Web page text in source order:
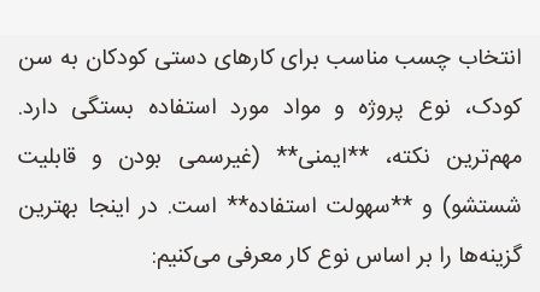
انتخاب چسب مناسب برای کارهای دستی کودکان به سن
کودک، نوع پروژه و مواد مورد استفاده بستگی دارد.
مهم‌ترین نکته، **ایمنی** (غیرسمی بودن و قابلیت
شستشو) و **سهولت استفاده** است. در اینجا بهترین
گزینه‌ها را بر اساس نوع کار معرفی می‌کنیم: